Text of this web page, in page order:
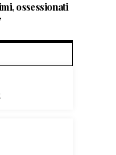
ossessionati